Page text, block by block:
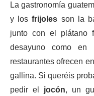
La gastronomía
y losfrijoles son la
junto con el plátano
desayuno como
restaurantes ofrecen
gallina. Si queréis
pedir el jocón, un